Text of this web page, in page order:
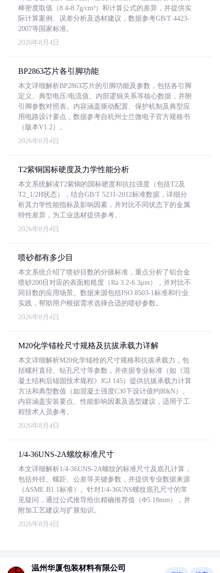
棒密度取值（8.4-8.7g/cm³）和计算公式的差异，并提供实
际计算案例、误差分析及选材建议，数据参考GB/T 4423-
2007等国家标准。
2026年8月4日
BP2863芯片各引脚功能
本文详细解析BP2863芯片的引脚功能及参数，包括各引脚
定义、典型电压/电流值、内部逻辑关系等核心数据，并附
引脚参数对照表。内容涵盖驱动配置、保护机制及典型应
用电路设计要点，数据参考自杭州士兰微电子官方规格书
（版本V1.2）。
2026年8月4日
T2紫铜国标硬度及力学性能分析
本文系统解读T2紫铜的国标硬度和抗拉强度（包括T2及
T2_1/2H状态），结合GB/T 5231-2012标准数据，详细分
析其力学性能指标及影响因素，并对比不同状态下的金属
特性差异，为工业选材提供参考。
2026年8月4日
喷砂都有多少目
本文系统介绍了喷砂目数的分级标准，重点分析了铝合金
喷砂200目对应的表面粗糙度（Ra 3.2-6.3μm），并对比不
同目数的应用场景。数据来源包括ISO 8503-1标准和行业
实践，帮助用户根据需求选择合适的喷砂参数。
2026年8月4日
M20化学锚栓尺寸规格及抗拔承载力详解
本文详细解析M20化学锚栓的尺寸规格和抗拔承载力，包
括螺杆直径、钻孔尺寸等参数，并依据专业标准（如《混
凝土结构后锚固技术规程》JGJ 145）提供抗拔承载力计算
方法和典型数值（如混凝土强度C30下设计值约80kN）。
内容涵盖安装要点、性能影响因素及选型建议，适用于工
程技术人员参考。
2026年8月4日
1/4-36UNS-2A螺纹标准尺寸
本文详细解析1/4-36UNS-2A螺纹的标准尺寸及底孔计算，
包括外径、螺距、公差等关键参数，并提供专业数据来源
（ASME B1.1标准）。针对1/4-36UNS螺纹底孔尺寸的常
见疑问，通过公式推导给出精确推荐值（Φ5.18mm），并
附加工艺建议与扩展知识。
2026年8月4日
温州华厦包装材料有限公司